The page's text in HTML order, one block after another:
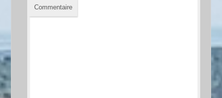
Commentaire